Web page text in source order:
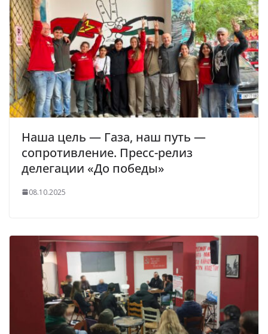
Наша цель — Газа, наш путь —
сопротивление. Пресс-релиз
делегации «До победы»
08.10.2025